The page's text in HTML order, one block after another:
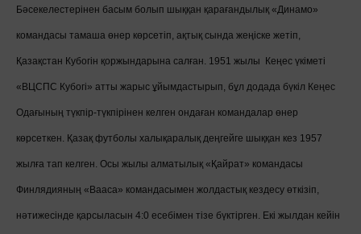
Бәсекелестерінен басым болып шыққан қарағандылық «Динамо»
командасы тамаша өнер көрсетіп, ақтық сында жеңіске жетіп,
Қазақстан Кубогін қоржындарына салған. 1951 жылы Кеңес үкіметі
«ВЦСПС Кубогі» атты жарыс ұйымдастырып, бұл додада бүкіл Кеңес
Одағының түкпір-түкпірінен келген ондаған командалар өнер
көрсеткен. Қазақ футболы халықаралық деңгейге шыққан кез 1957
жылға тап келген. Осы жылы алматылық «Қайрат» командасы
Финлядияның «Вааса» командасымен жолдастық кездесу өткізіп,
нәтижесінде қарсыласын 4:0 есебімен тізе бүктірген. Екі жылдан кейін